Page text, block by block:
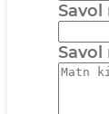
Savol
Savol